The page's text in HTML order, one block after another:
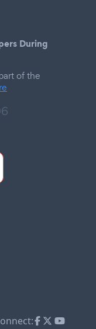
During
of the